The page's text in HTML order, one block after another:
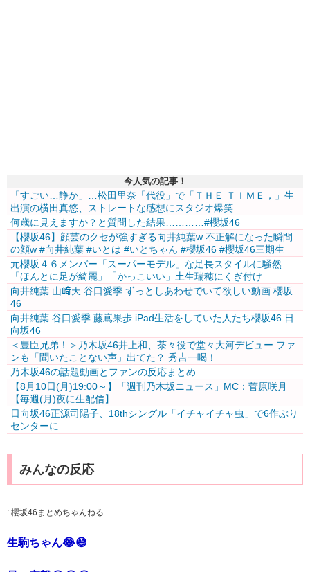
今人気の記事！
「すごい…静か」…松田里奈「代役」で「ＴＨＥ ＴＩＭＥ，」生
出演の横田真悠、ストレートな感想にスタジオ爆笑
何歳に見えますか？と質問した結果…………#櫻坂46
【櫻坂46】顔芸のクセが強すぎる向井純葉w 不正解になった瞬間
の顔w #向井純葉 #いとは #いとちゃん #櫻坂46 #櫻坂46三期生
元櫻坂４６メンバー「スーパーモデル」な足長スタイルに騒然
「ほんとに足が綺麗」「かっこいい」土生瑞穂にくぎ付け
向井純葉 山﨑天 谷口愛季 ずっとしあわせでいて欲しい動画 櫻坂
46
向井純葉 谷口愛季 藤嶌果歩 iPad生活をしていた人たち櫻坂46 日
向坂46
＜豊臣兄弟！＞乃木坂46井上和、茶々役で堂々大河デビュー ファ
ンも「聞いたことない声」出てた？ 秀吉一喝！
乃木坂46の話題動画とファンの反応まとめ
【8月10日(月)19:00～】「週刊乃木坂ニュース」MC：菅原咲月
【毎週(月)夜に生配信】
日向坂46正源司陽子、18thシングル「イチャイチャ虫」で6作ぶり
センターに
みんなの反応
: 櫻坂46まとめちゃんねる
生駒ちゃん😂😅